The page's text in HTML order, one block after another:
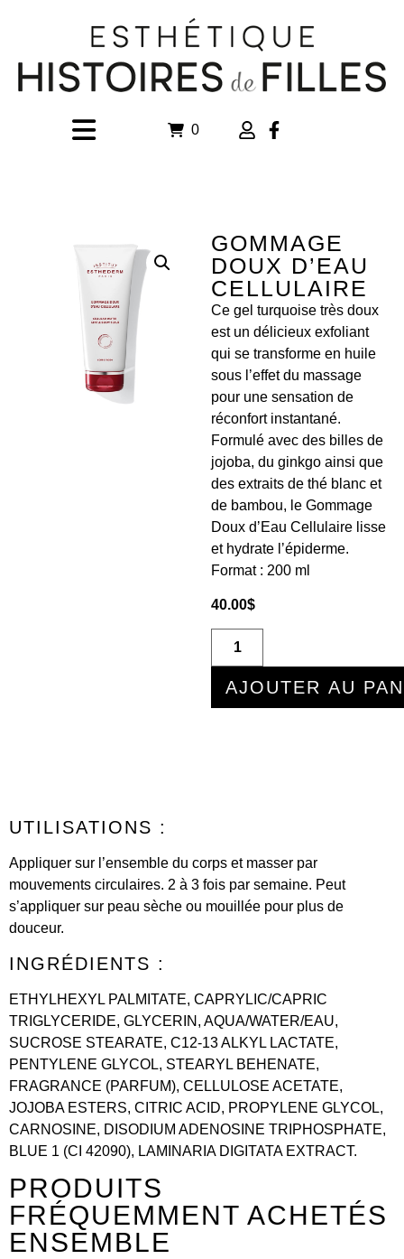
0
GOMMAGE
DOUX D’EAU
CELLULAIRE
Ce gel turquoise très doux
est un délicieux exfoliant
qui se transforme en huile
sous lʼeffet du massage
pour une sensation de
réconfort instantané.
Formulé avec des billes de
jojoba, du ginkgo ainsi que
des extraits de thé blanc et
de bambou, le Gommage
Doux dʼEau Cellulaire lisse
et hydrate lʼépiderme.
Format : 200 ml
40.00$
AJOUTER AU
UTILISATIONS :
Appliquer sur l’ensemble du corps et masser par
mouvements circulaires. 2 à 3 fois par semaine. Peut
s’appliquer sur peau sèche ou mouillée pour plus de
douceur.
INGRÉDIENTS :
ETHYLHEXYL PALMITATE, CAPRYLIC/CAPRIC
TRIGLYCERIDE, GLYCERIN, AQUA/WATER/EAU,
SUCROSE STEARATE, C12-13 ALKYL LACTATE,
PENTYLENE GLYCOL, STEARYL BEHENATE,
FRAGRANCE (PARFUM), CELLULOSE ACETATE,
JOJOBA ESTERS, CITRIC ACID, PROPYLENE GLYCOL,
CARNOSINE, DISODIUM ADENOSINE TRIPHOSPHATE,
BLUE 1 (CI 42090), LAMINARIA DIGITATA EXTRACT.
PRODUITS
FRÉQUEMMENT ACHETÉS
ENSEMBLE